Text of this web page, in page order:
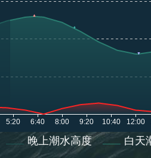
晚上潮水高度 白天